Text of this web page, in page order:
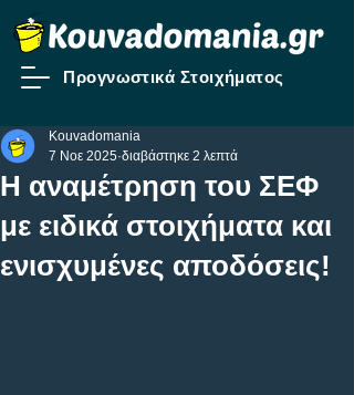
Προγνωστικά Στοιχήματος
H αναμέτρηση του ΣΕΦ
με ειδικά στοιχήματα και
ενισχυμένες αποδόσεις!
Kouvadomania
7 Νοε 2025 διαβάστηκε 2 λεπτά